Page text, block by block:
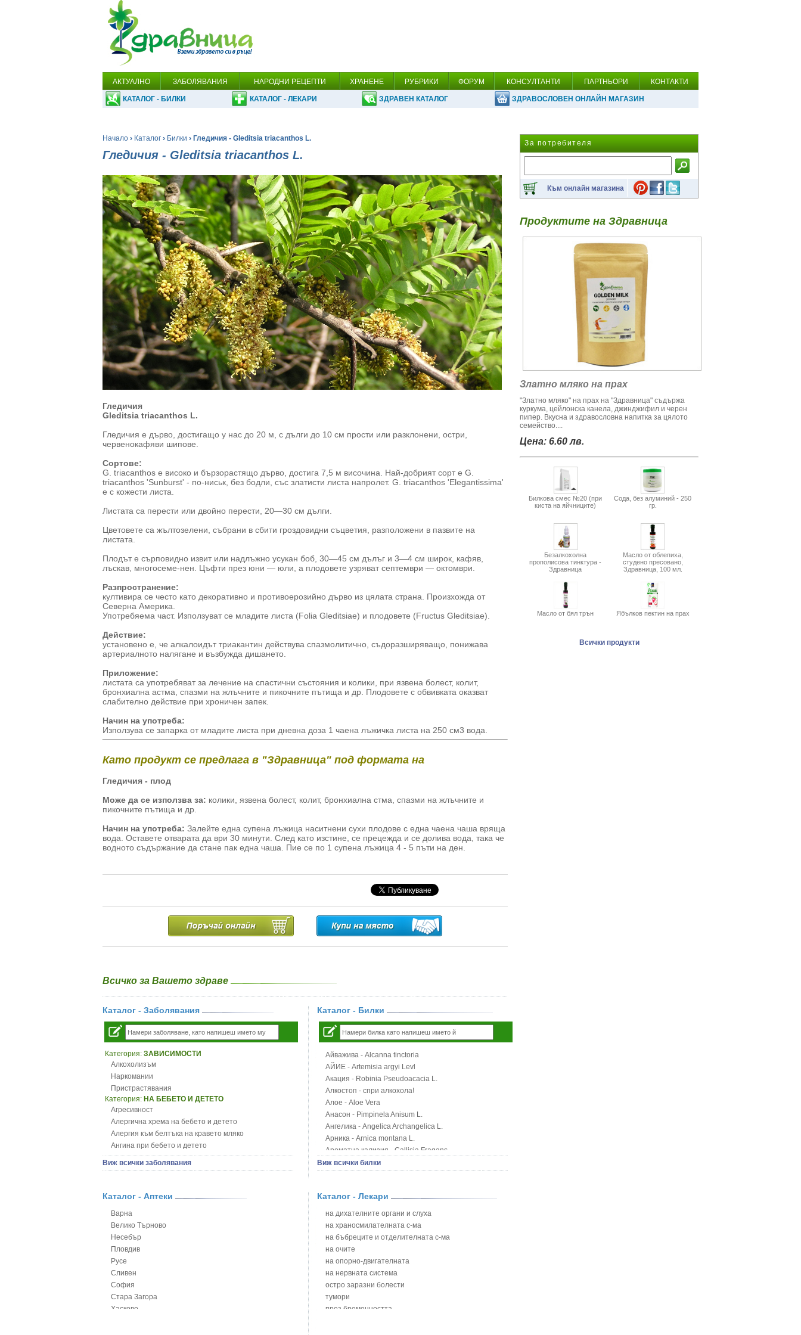
АКТУАЛНО ЗАБОЛЯВАНИЯ НАРОДНИ РЕЦЕПТИ ХРАНЕНЕ РУБРИКИ ФОРУМ КОНСУЛТАНТИ ПАРТНЬОРИ КОНТАКТИ
КАТАЛОГ - БИЛКИ КАТАЛОГ - ЛЕКАРИ ЗДРАВЕН КАТАЛОГ ЗДРАВОСЛОВЕН ОНЛАЙН МАГАЗИН
Начало › Каталог › Билки › Гледичия - Gleditsia triacanthos L.
Гледичия - Gleditsia triacanthos L.
Гледичия
Gleditsia triacanthos L.
Гледичия е дърво, достигащо у нас до 20 м, с дълги до 10 см прости или разклонени, остри,
червенокафяви шипове.
Сортове:
G. triacanthos е високо и бързорастящо дърво, достига 7,5 м височина. Най-добрият сорт е G.
triacanthos 'Sunburst' - по-ниськ, без бодли, със златисти листа напролет. G. triacanthos 'Elegantissima'
е с кожести листа.
Листата са перести или двойно перести, 20—30 см дълги.
Цветовете са жълтозелени, събрани в сбити гроздовидни съцветия, разположени в пазвите на
листата.
Плодът е сърповидно извит или надлъжно усукан боб, 30—45 см дълъг и 3—4 см широк, кафяв,
лъскав, многосеме-нен. Цъфти през юни — юли, а плодовете узряват септември — октомври.
Разпространение:
култивира се често като декоративно и противоерозийно дърво из цялата страна. Произхожда от
Северна Америка.
Употребяема част. Използуват се младите листа (Folia Gleditsiae) и плодовете (Fructus Gleditsiae).
Действие:
установено е, че алкалоидът триакантин действува спазмолитично, съдоразширяващо, понижава
артериалното налягане и възбужда дишането.
Приложение:
листата са употребяват за лечение на спастични състояния и колики, при язвена болест, колит,
бронхиална астма, спазми на жлъчните и пикочните пътища и др. Плодовете с обвивката оказват
слабително действие при хроничен запек.
Начин на употреба:
Използува се запарка от младите листа при дневна доза 1 чаена лъжичка листа на 250 см3 вода.
Като продукт се предлага в "Здравница" под формата на
Гледичия - плод
Може да се използва за: колики, язвена болест, колит, бронхиална стма, спазми на жлъчните и
пикочните пътища и др.
Начин на употреба: Залейте една супена лъжица наситнени сухи плодове с една чаена чаша вряща
вода. Оставете отварата да ври 30 минути. След като изстине, се прецежда и се долива вода, така че
водното съдържание да стане пак една чаша. Пие се по 1 супена лъжица 4 - 5 пъти на ден.
Всичко за Вашето здраве
Каталог - Заболявания
Категория: ЗАВИСИМОСТИ
Алкохолизъм
Наркомании
Пристрастявания
Категория: НА БЕБЕТО И ДЕТЕТО
Агресивност
Алергична хрема на бебето и детето
Алергия към белтъка на кравето мляко
Ангина при бебето и детето
Анемия при бебето и детето
Апетит - пълни деца
Безапетитие при бебето и детето
Бронхит и пневмония при деца
Варицела
Висока температура на бебето и детето
Възпаление на ушите на бебето и детето
Глисти
Грижа за пъпа на новороденото
Грип при бебето и детето
Гърч
Виж всички заболявания
Каталог - Билки
Айважива - Alcanna tinctoria
АЙИЕ - Artemisia argyi Levl
Акация - Robinia Pseudoacacia L.
Алкостоп - спри алкохола!
Алое - Aloe Vera
Анасон - Pimpinela Anisum L.
Ангелика - Angelica Archangelica L.
Арника - Arnica montana L.
Ароматна кализия - Callisia Fragans
Арония - Sorbus melanocorpa
Блатен аир - Acorus calamus L.
Блатен тъжник - Spirea ulmaria L.
Блян
Бобови шушулки - Phaseolus Vulgaris L.
Божур - Paeonia Decora
Борови връхчета - Pinus sylvestris
Босилек - Ocimum Basillicum
Брей - Tamus Communis
Брош - Rubia tinctorum L.
Бръшлян - Hedera helix L.
Виж всички билки
Каталог - Аптеки
Варна
Велико Търново
Несебър
Пловдив
Русе
Сливен
София
Стара Загора
Хасково
Каталог - Лекари
на дихателните органи и слуха
на храносмилателната с-ма
на бъбреците и отделителната с-ма
на очите
на опорно-двигателната
на нервната система
остро заразни болести
тумори
през бременността
За потребителя
Към онлайн магазина
Продуктите на Здравница
Златно мляко на прах
"Златно мляко" на прах на "Здравница" съдържа
куркума, цейлонска канела, джинджифил и черен
пипер. Вкусна и здравословна напитка за цялото
семейство....
Цена: 6.60 лв.
Билкова смес №20 (при
киста на яйчниците)
Сода, без алуминий - 250
гр.
Безалкохолна
прополисова тинктура -
Здравница
Масло от облепиха,
студено пресовано,
Здравница, 100 мл.
Масло от бял трън Ябълков пектин на прах
Всички продукти